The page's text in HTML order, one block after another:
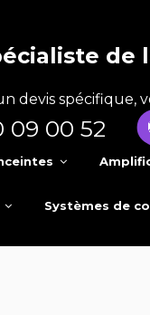
de
devis spécifique,
09 00 52
Systèmes de